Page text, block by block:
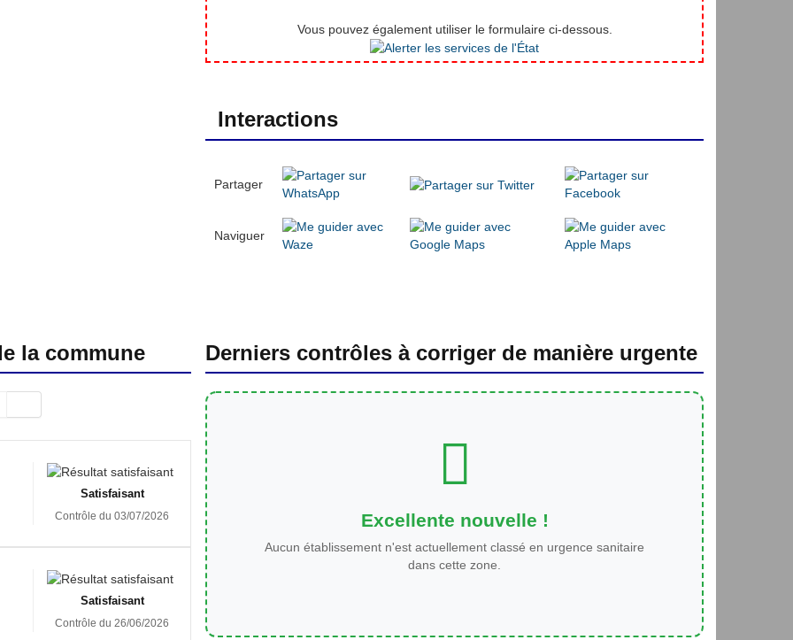
Vous pouvez également utiliser le formulaire ci-dessous.
Interactions
Partager
Naviguer
la commune
Satisfaisant
Contrôle du 03/07/2026
Satisfaisant
Contrôle du 26/06/2026
Derniers contrôles à corriger de manière urgente
Excellente nouvelle !
Aucun établissement n'est actuellement classé en urgence sanitaire
dans cette zone.